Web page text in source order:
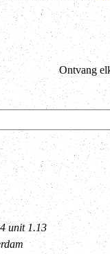
Ontvang
unit 1.13